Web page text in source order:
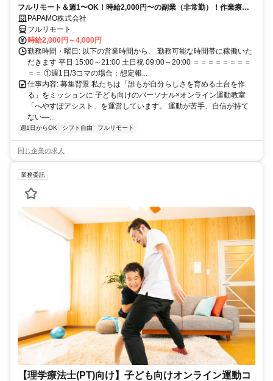
フルリモート＆週1〜OK！時給2,000円〜の副業（非常勤）！作業療法
士として培ってきた経験を活かしながら、スキマ時間で子どもを支援で
きるお仕事です◎
PAPAMO株式会社
フルリモート
時給2,000円～4,000円
勤務時間・曜日: 以下の営業時間から、 勤務可能な時間帯に稼働いた
だきます 平日 15:00～21:00 土日祝 09:00～20:00 ＝＝＝＝＝＝＝＝
＝＝ ①週1日/3コマの場合：想定報...
仕事内容: 募集背景 私たちは「誰もが自分らしさを育める土台を作
る」をミッションに 子ども向けのパーソナル×オンライン運動教室
「へやすぽアシスト」を運営しています。 運動が苦手、自信が持て
ない—...
週1日からOK シフト自由 フルリモート
同じ企業の求人
業務委託
【理学療法士(PT)向け】子ども向けオンライン運動コ